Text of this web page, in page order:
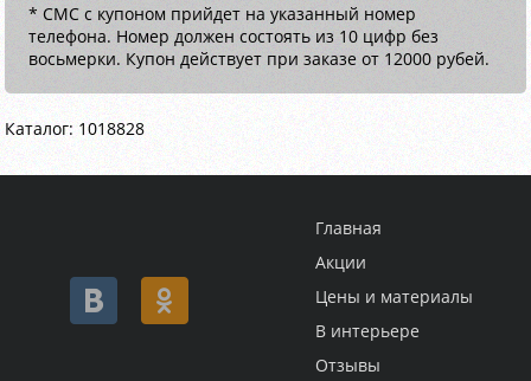
* СМС с купоном прийдет на указанный номер
телефона. Номер должен состоять из 10 цифр без
восьмерки. Купон действует при заказе от 12000 рубей.
Каталог: 1018828
Главная
Акции
Цены и материалы
В интерьере
Отзывы